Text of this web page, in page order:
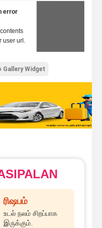
error
user url.
Gallery Widget
ரிஷபம்
உடல் நலம் சிறப்பாக
இருக்கும்.